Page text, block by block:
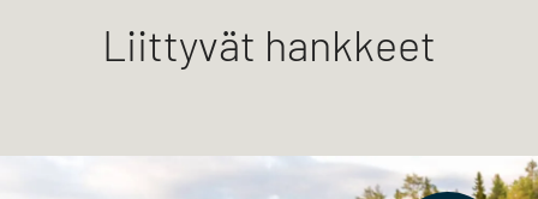
Liittyvät hankkeet